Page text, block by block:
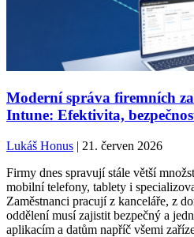
Moderní správa firemních
Intune: Efektivita,
Lukáš Honus | 21. červen 2026
Firmy dnes spravují stále větší
mobilní telefony, tablety i
Zaměstnanci pracují z kanceláře, z
oddělení musí zajistit bezpečný a
aplikacím a datům napříč všemi